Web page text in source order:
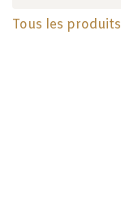
Tous les produits